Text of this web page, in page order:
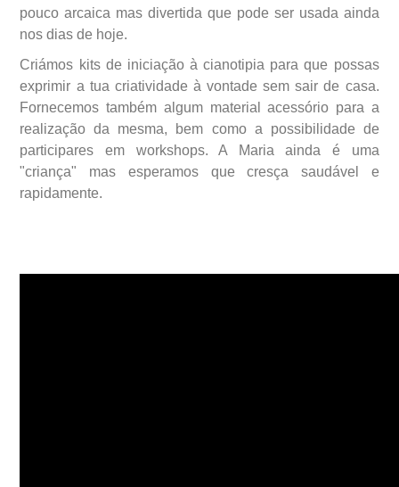
pouco arcaica mas divertida que pode ser usada ainda
nos dias de hoje.
Criámos kits de iniciação à cianotipia para que possas
exprimir a tua criatividade à vontade sem sair de casa.
Fornecemos também algum material acessório para a
realização da mesma, bem como a possibilidade de
participares em workshops. A Maria ainda é uma
"criança" mas esperamos que cresça saudável e
rapidamente.